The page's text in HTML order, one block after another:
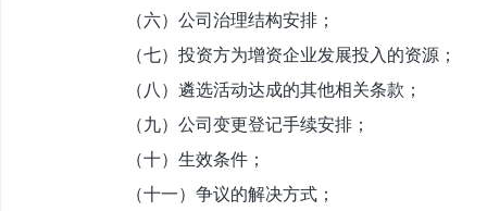
（六）公司治理结构安排；
（七）投资方为增资企业发展投入的资源；
（八）遴选活动达成的其他相关条款；
（九）公司变更登记手续安排；
（十）生效条件；
（十一）争议的解决方式；